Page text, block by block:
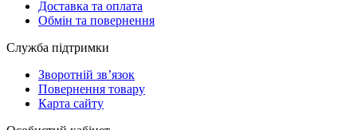
Доставка та оплата
Обмін та повернення
Служба підтримки
Зворотній зв’язок
Повернення товару
Карта сайту